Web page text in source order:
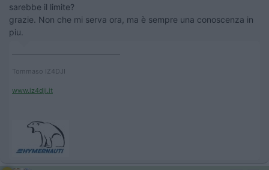
sarebbe il limite?
grazie. Non che mi serva ora, ma è sempre una conoscenza in
piu.
Tommaso IZ4DJI
www.iz4dji.it